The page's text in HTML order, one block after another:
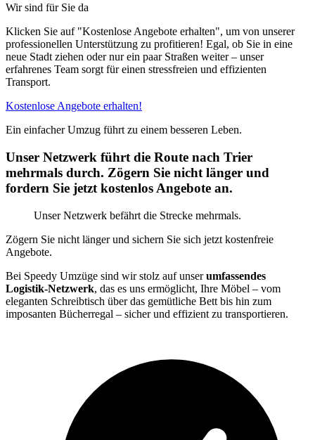
Wir sind für Sie da
Klicken Sie auf "Kostenlose Angebote erhalten", um von unserer
professionellen Unterstützung zu profitieren! Egal, ob Sie in eine
neue Stadt ziehen oder nur ein paar Straßen weiter – unser
erfahrenes Team sorgt für einen stressfreien und effizienten
Transport.
Kostenlose Angebote erhalten!
Ein einfacher Umzug führt zu einem besseren Leben.
Unser Netzwerk führt die Route nach Trier
mehrmals durch. Zögern Sie nicht länger und
fordern Sie jetzt kostenlos Angebote an.
Unser Netzwerk befährt die Strecke mehrmals.
Zögern Sie nicht länger und sichern Sie sich jetzt kostenfreie
Angebote.
Bei Speedy Umzüge sind wir stolz auf unserumfassendes
Logistik-Netzwerk, das es uns ermöglicht, Ihre Möbel – vom
eleganten Schreibtisch über das gemütliche Bett bis hin zum
imposanten Bücherregal – sicher und effizient zu transportieren.